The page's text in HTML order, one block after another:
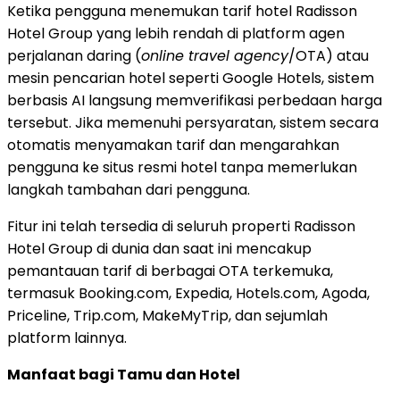
Ketika pengguna menemukan tarif hotel Radisson
Hotel Group yang lebih rendah di platform agen
perjalanan daring (online travel agency/OTA) atau
mesin pencarian hotel seperti Google Hotels, sistem
berbasis AI langsung memverifikasi perbedaan harga
tersebut. Jika memenuhi persyaratan, sistem secara
otomatis menyamakan tarif dan mengarahkan
pengguna ke situs resmi hotel tanpa memerlukan
langkah tambahan dari pengguna.
Fitur ini telah tersedia di seluruh properti Radisson
Hotel Group di dunia dan saat ini mencakup
pemantauan tarif di berbagai OTA terkemuka,
termasuk Booking.com, Expedia, Hotels.com, Agoda,
Priceline, Trip.com, MakeMyTrip, dan sejumlah
platform lainnya.
Manfaat bagi Tamu dan Hotel